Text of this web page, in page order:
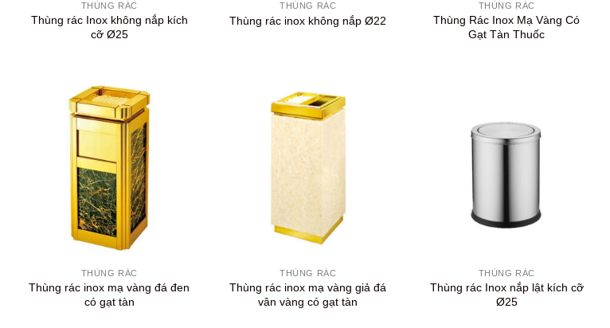
THÙNG RÁC
Thùng rác Inox không nắp kích
cỡ Ø25
THÙNG RÁC
Thùng rác inox không nắp Ø22
THÙNG RÁC
Thùng Rác Inox Mạ Vàng Có
Gạt Tàn Thuốc
THÙNG RÁC
Thùng rác inox mạ vàng đá đen
có gạt tàn
THÙNG RÁC
Thùng rác inox mạ vàng giả đá
vân vàng có gạt tàn
THÙNG RÁC
Thùng rác Inox nắp lật kích cỡ
Ø25